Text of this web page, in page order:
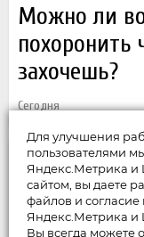
Можно ли
похоронить
захочешь?
Сегодня
Для улучшения
пользователями
Яндекс.Метрика и
сайтом, вы даете
файлов и
Яндекс.Метрика и
Вы всегда можете